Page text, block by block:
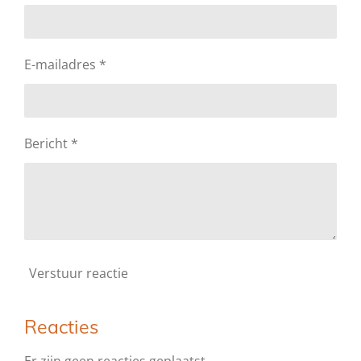
E-mailadres *
Bericht *
Verstuur reactie
Reacties